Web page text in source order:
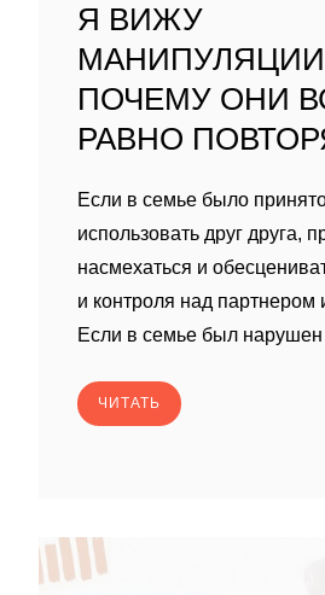
Я ВИЖУ
ПОЧЕМУ ОНИ
РАВНО
Если в семье было
использовать друг друга,
насмехаться и
и контроля над партнером
Если в семье был
ЧИТАТЬ